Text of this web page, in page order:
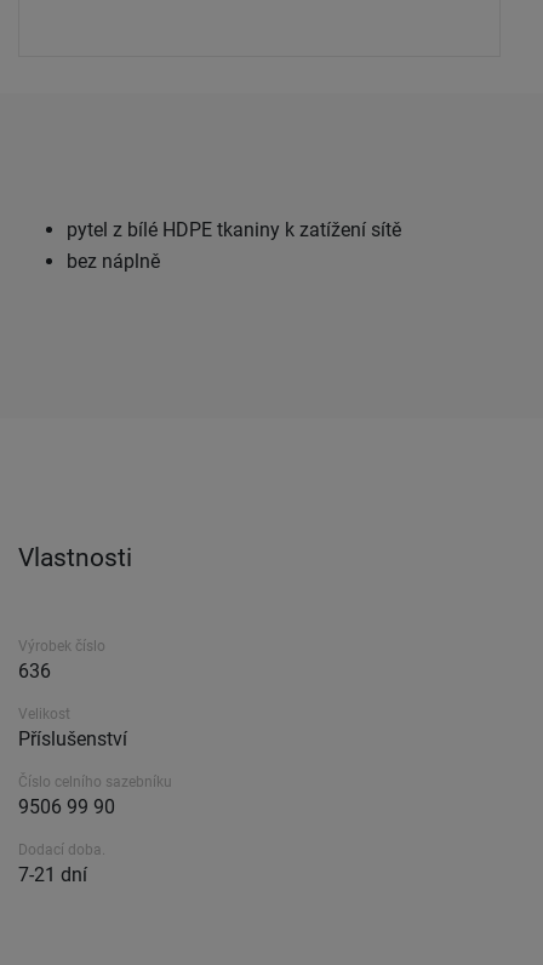
pytel z bílé HDPE tkaniny k zatížení sítě
bez náplně
Vlastnosti
Výrobek číslo
636
Velikost
Příslušenství
Číslo celního sazebníku
9506 99 90
Dodací doba.
7-21 dní